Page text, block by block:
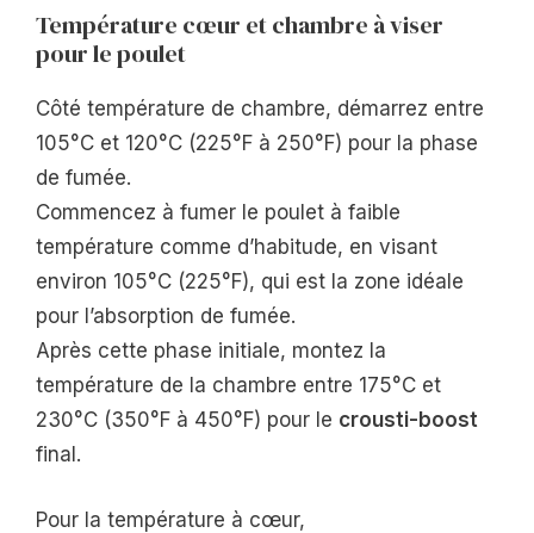
Température cœur et chambre à viser
pour le poulet
Côté température de chambre, démarrez entre
105°C et 120°C (225°F à 250°F) pour la phase
de fumée.
Commencez à fumer le poulet à faible
température comme d’habitude, en visant
environ 105°C (225°F), qui est la zone idéale
pour l’absorption de fumée.
Après cette phase initiale, montez la
température de la chambre entre 175°C et
230°C (350°F à 450°F) pour le crousti-boost
final.
Pour la température à cœur,